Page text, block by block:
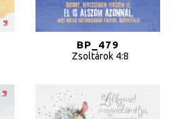
BP_479
Zsoltárok 4:8